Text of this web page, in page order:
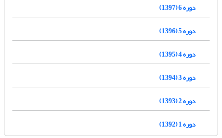
دوره 6 (1397)
دوره 5 (1396)
دوره 4 (1395)
دوره 3 (1394)
دوره 2 (1393)
دوره 1 (1392)